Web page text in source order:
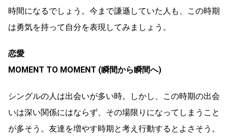
時間になるでしょう。今まで謙遜していた人も、この時期
は勇気を持って自分を表現してみましょう。
恋愛
MOMENT TO MOMENT (瞬間から瞬間へ)
シングルの人は出会いが多い時。しかし、この時期の出会
いは深い関係にはならず、その場限りになってしまうこと
が多そう。友達を増やす時期と考え行動するとよさそう。